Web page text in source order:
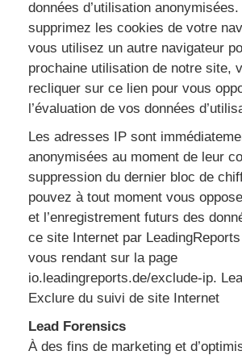
données d’utilisation
supprimez les cookies de votre
vous utilisez un autre navigateur
prochaine utilisation de notre site,
recliquer sur ce lien pour vous
l’évaluation de vos données
Les adresses IP sont
anonymisées au moment de leur
suppression du dernier bloc de
pouvez à tout moment vous
et l’enregistrement futurs des
ce site Internet par
vous rendant sur la page
io.leadingreports.de/exclude-ip.
Exclure du suivi de site Internet
Lead Forensics
À des fins de marketing et